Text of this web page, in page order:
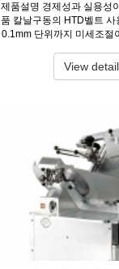
제품설명 경제성과 실용성
품 칼날구동의 HTD벨트
0.1mm 단위까지 미세조절
강함 (독일제 칼 옵션) 알루
재질인 7A를 사형주조하여
품사양 Model HFS-350G
n(W×L×H)
0㎜ Motor 1Ø/ 3Ø, 220V/
Ø/ 3Ø, 220V/ 380V,
56 slices/min 40~60
ension 430×350×200㎜
meter of Knife Ø363㎜
s 0~25㎜ 0~25㎜ Net
보 출처 : 한국 후지
View